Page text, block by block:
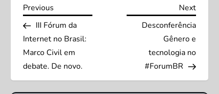
N
a
v
e
Previous
Post
Previous
III Fórum da
Internet no Brasil:
Marco Civil em
debate. De novo.
Next
Next
Desconferência
Gênero e
tecnologia no
#ForumBR